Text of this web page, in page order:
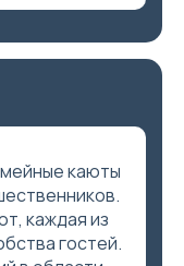
каюты
каждая из
гостей.